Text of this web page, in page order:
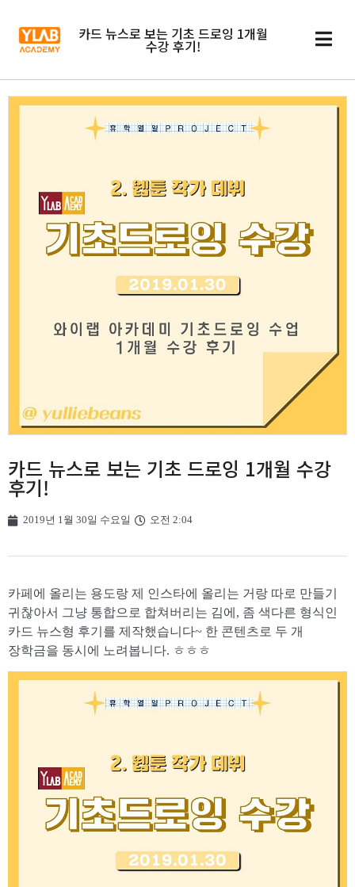
카드 뉴스로 보는 기초 드로잉 1개월
수강 후기!
카드 뉴스로 보는 기초 드로잉 1개월 수강
후기!
2019년 1월 30일 수요일 오전 2:04
카페에 올리는 용도랑 제 인스타에 올리는 거랑 따로 만들기
귀찮아서 그냥 통합으로 합쳐버리는 김에, 좀 색다른 형식인
카드 뉴스형 후기를 제작했습니다~ 한 콘텐츠로 두 개
장학금을 동시에 노려봅니다. ㅎㅎㅎ